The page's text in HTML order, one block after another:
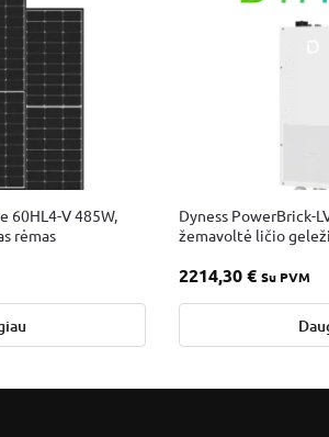
60HL4-V 485W,
rėmas
Dyness PowerBrick-
žemavoltė ličio
2214,30€ Su PVM